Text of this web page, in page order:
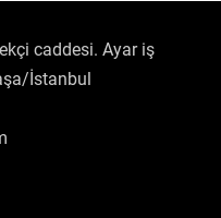
caddesi. Ayar iş
İstanbul